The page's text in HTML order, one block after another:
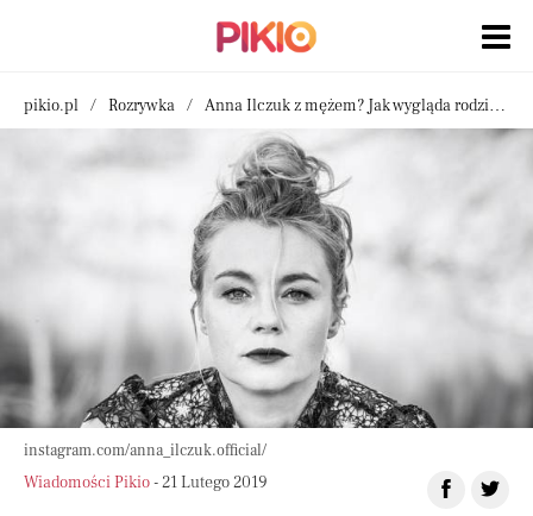
pikio.pl Rozrywka Anna Ilczuk z mężem? Jak wygląda rodzina aktorki?
instagram.com/anna_ilczuk.official/
Wiadomości Pikio- 21 Lutego 2019